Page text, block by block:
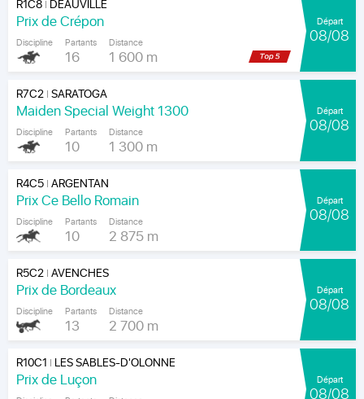
R1C8| DEAUVILLE
Prix de Crépon
Discipline Partants
16
Distance
1 600 m
Départ
08/08
R7C2|SARATOGA
Maiden Special Weight 1300
Discipline Partants
10
Distance
1 300 m
Départ
08/08
R4C5|ARGENTAN
Prix Ce Bello Romain
Discipline Partants
10
Distance
2 875 m
Départ
08/08
R5C2|AVENCHES
Prix de Bordeaux
Discipline Partants
13
Distance
2 700 m
Départ
08/08
R10C1 | LES SABLES-D'OLONNE
Prix de Luçon Départ
08/08